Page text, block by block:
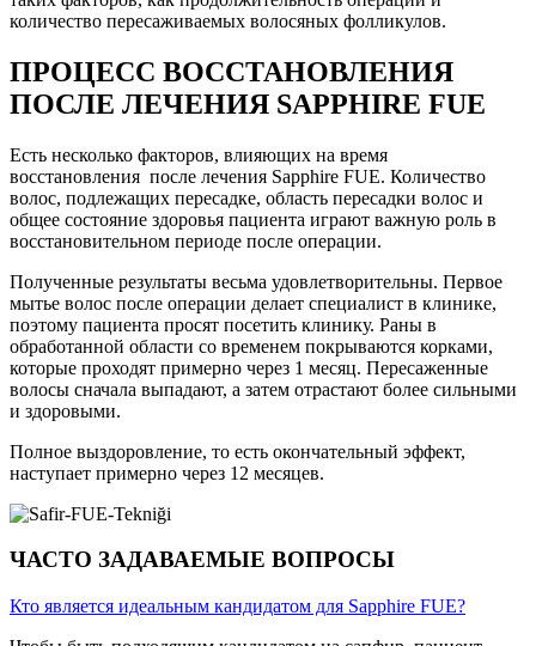
количество пересаживаемых волосяных фолликулов.
ПРОЦЕСС ВОССТАНОВЛЕНИЯ
ПОСЛЕ ЛЕЧЕНИЯ SAPPHIRE FUE
Есть несколько факторов, влияющих на время
восстановления после лечения Sapphire FUE. Количество
волос, подлежащих пересадке, область пересадки волос и
общее состояние здоровья пациента играют важную роль в
восстановительном периоде после операции.
Полученные результаты весьма удовлетворительны. Первое
мытье волос после операции делает специалист в клинике,
поэтому пациента просят посетить клинику. Раны в
обработанной области со временем покрываются корками,
которые проходят примерно через 1 месяц. Пересаженные
волосы сначала выпадают, а затем отрастают более сильными
и здоровыми.
Полное выздоровление, то есть окончательный эффект,
наступает примерно через 12 месяцев.
ЧАСТО ЗАДАВАЕМЫЕ ВОПРОСЫ
Кто является идеальным кандидатом для Sapphire FUE?